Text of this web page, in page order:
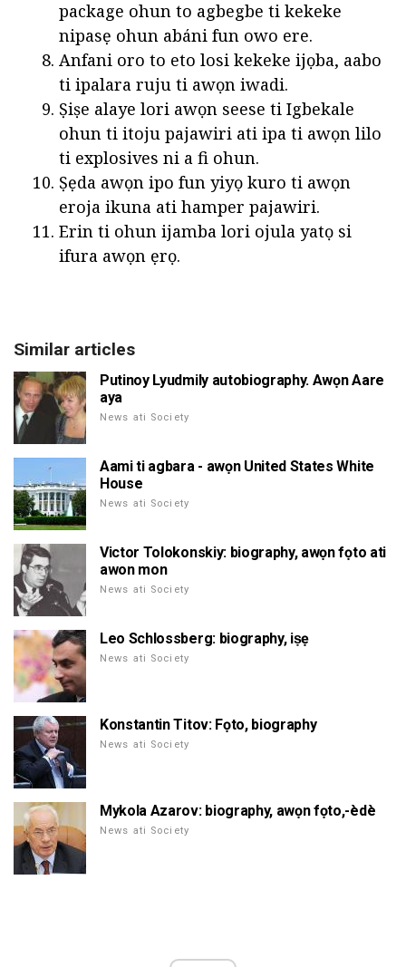
package ohun to agbegbe ti kekeke
nipasẹ ohun abáni fun owo ere.
Anfani oro to eto losi kekeke ijọba, aabo
ti ipalara ruju ti awọn iwadi.
Ṣiṣe alaye lori awọn seese ti Igbekale
ohun ti itoju pajawiri ati ipa ti awọn lilo
ti explosives ni a fi ohun.
Ṣẹda awọn ipo fun yiyọ kuro ti awọn
eroja ikuna ati hamper pajawiri.
Erin ti ohun ijamba lori ojula yatọ si
ifura awọn ẹrọ.
Similar articles
Putinoy Lyudmily autobiography. Awọn Aare
aya
News ati Society
Aami ti agbara - awọn United States White
House
News ati Society
Victor Tolokonskiy: biography, awọn fọto ati
awon mon
News ati Society
Leo Schlossberg: biography, iṣẹ
News ati Society
Konstantin Titov: Fọto, biography
News ati Society
Mykola Azarov: biography, awọn fọto,-èdè
News ati Society